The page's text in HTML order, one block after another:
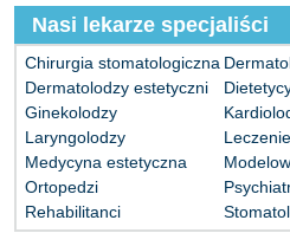
Nasi lekarze specjaliści
Chirurgia stomatologiczna
Dermatolodzy estetyczni
Ginekolodzy
Laryngolodzy
Medycyna estetyczna
Ortopedzi
Rehabilitanci